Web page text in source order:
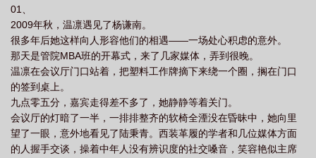
01、
2009年秋，温凛遇见了杨谦南。
很多年后她这样向人形容他们的相遇——一场处心积虑的意外。
那天是管院MBA班的开幕式，来了几家媒体，弄到很晚。
温凛在会议厅门口站着，把塑料工作牌摘下来绕一个圈，搁在门口
的签到桌上。
九点零五分，嘉宾走得差不多了，她静静等着关门。
会议厅的灯暗了一半，一排排整齐的软椅全湮没在昏昧中，她向里
望了一眼，意外地看见了陆秉青。西装革履的学者和几位媒体方面
的人握手交谈，操着中年人没有辨识度的社交嗓音，笑容艳似主席